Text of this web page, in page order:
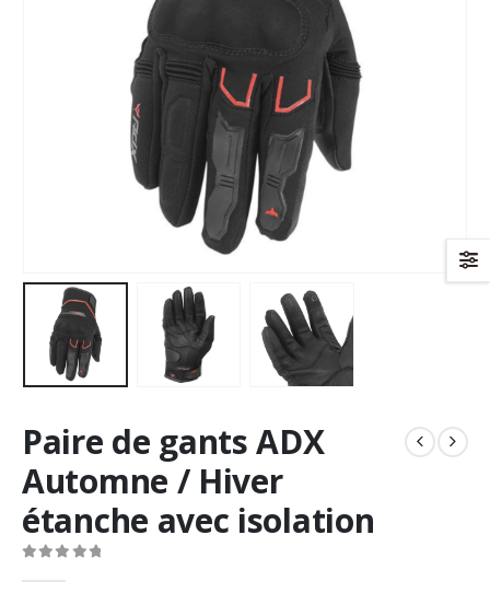
Paire de gants ADX
Automne / Hiver
étanche avec isolation